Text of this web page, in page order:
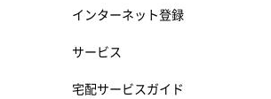
インターネット登録
サービス
宅配サービスガイド